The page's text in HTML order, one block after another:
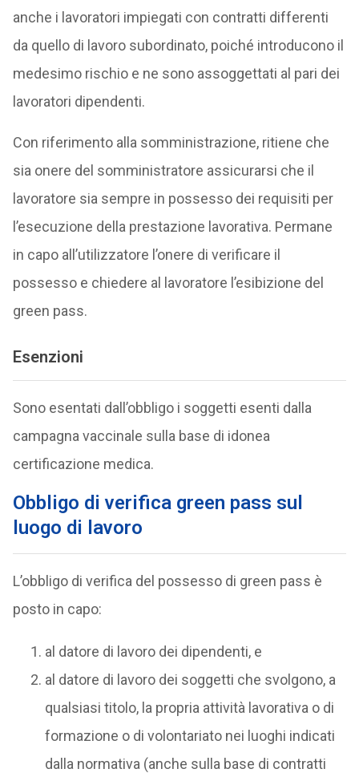
anche i lavoratori impiegati con contratti differenti
da quello di lavoro subordinato, poiché introducono il
medesimo rischio e ne sono assoggettati al pari dei
lavoratori dipendenti.
Con riferimento alla somministrazione, ritiene che
sia onere del somministratore assicurarsi che il
lavoratore sia sempre in possesso dei requisiti per
l’esecuzione della prestazione lavorativa. Permane
in capo all’utilizzatore l’onere di verificare il
possesso e chiedere al lavoratore l’esibizione del
green pass.
Esenzioni
Sono esentati dall’obbligo i soggetti esenti dalla
campagna vaccinale sulla base di idonea
certificazione medica.
Obbligo di verifica green pass sul
luogo di lavoro
L’obbligo di verifica del possesso di green pass è
posto in capo:
al datore di lavoro dei dipendenti, e
al datore di lavoro dei soggetti che svolgono, a
qualsiasi titolo, la propria attività lavorativa o di
formazione o di volontariato nei luoghi indicati
dalla normativa (anche sulla base di contratti